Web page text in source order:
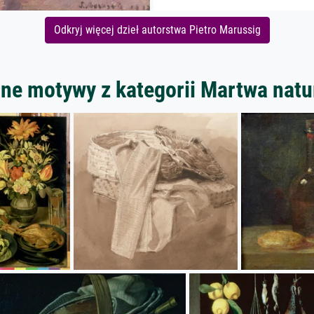
Odkryj więcej dzieł autorstwa Pietro Marussig
motywy z kategorii Martwa